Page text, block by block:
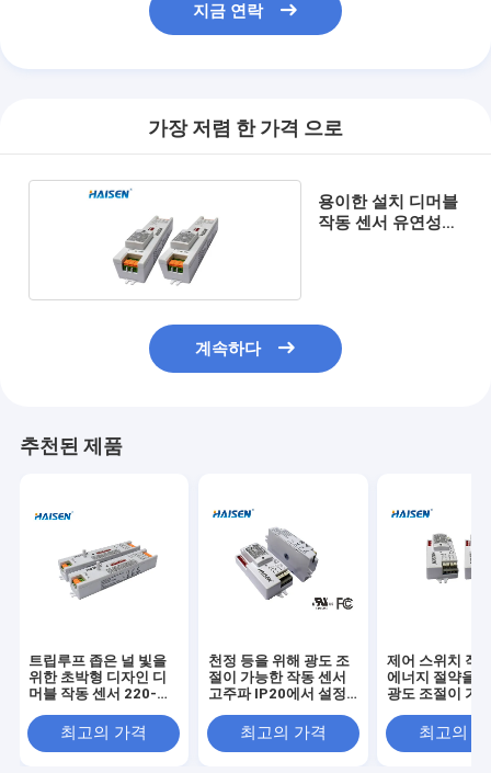
지금 연락
가장 저렴 한 가격 으로
용이한 설치 디머블
작동 센서 유연성
계속하다
추천된 제품
트립루프 좁은 널 빛을
위한 초박형 디자인 디
머블 작동 센서 220-
최고의 가격
천정 등을 위해 광도 조
절이 가능한 작동 센서
고주파 IP20에서 설정
최고의 가격
제어 스위치 작
에너지 절약을
광도 조절이 가
최고의